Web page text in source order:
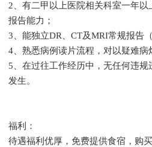
2、有二甲以上医院相关科室一年
报告能力；
3、能独立DR、CT及MRI常规报告
4、熟悉病例读片流程，对以疑难病
5、在过往工作经历中，无任何违
发生。
福利：
待遇福利优厚，免费提供食宿，购